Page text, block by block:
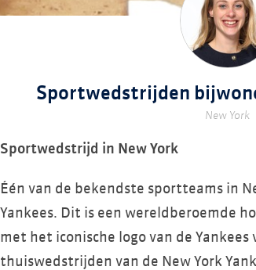
Sportwedstrijden
New York
Sportwedstrijd in New York
Één van de bekendste sportteams in
Yankees. Dit is een wereldberoemde
met het iconische logo van de
thuiswedstrijden van de New York